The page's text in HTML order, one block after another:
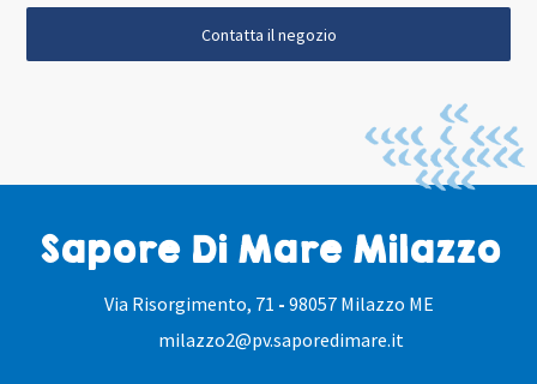
Sapore Di Mare Milazzo
Via Risorgimento, 71 - 98057 Milazzo ME
milazzo2@pv.saporedimare.it
Contatta il negozio